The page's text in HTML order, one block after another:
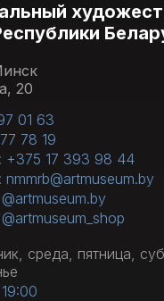
20
01 63
78 19
+375 17 393 98 44
среда, пятница,